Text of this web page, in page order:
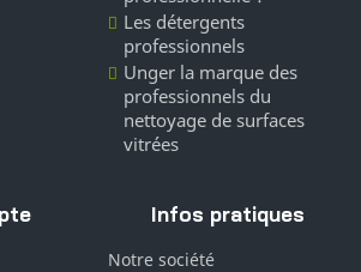
Les détergents
professionnels
Unger la marque des
professionnels du
nettoyage de surfaces
vitrées
Infos pratiques
Notre société